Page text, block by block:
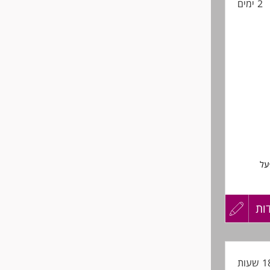
2 ימים
עדכון